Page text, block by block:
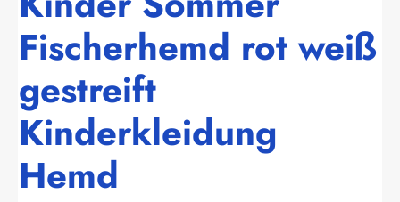
Fischerhemd rot weiß
gestreift
Kinderkleidung
Hemd